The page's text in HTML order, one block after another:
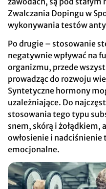
Zwalczania Dopingu w
wykonywania testów
Po drugie – stosowanie
negatywnie wpływać na
organizmu, przede
prowadząc do rozwoju
Syntetyczne hormony
uzależniające. Do
stosowania tego typu
snem, skórą i żołądkiem,
owłosienie i
emocjonalne.